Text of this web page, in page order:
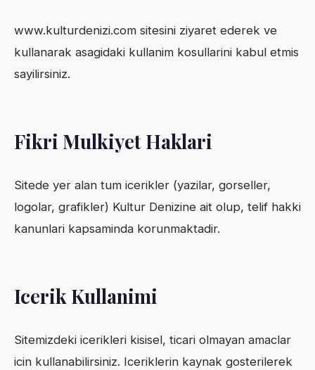
www.kulturdenizi.com sitesini ziyaret ederek ve
kullanarak asagidaki kullanim kosullarini kabul etmis
sayilirsiniz.
Fikri Mulkiyet Haklari
Sitede yer alan tum icerikler (yazilar, gorseller,
logolar, grafikler) Kultur Denizine ait olup, telif hakki
kanunlari kapsaminda korunmaktadir.
Icerik Kullanimi
Sitemizdeki icerikleri kisisel, ticari olmayan amaclar
icin kullanabilirsiniz. Iceriklerin kaynak gosterilerek